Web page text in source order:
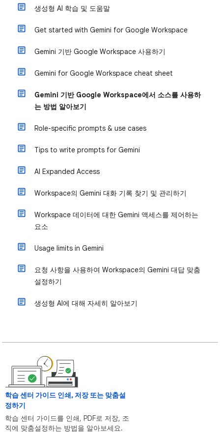
생성형 AI 학습 및 도움말
Get started with Gemini for Google Workspace
Gemini 기반 Google Workspace 사용하기
Gemini for Google Workspace cheat sheet
Gemini 기반 Google Workspace에서 소스를 사용하
는 방법 알아보기
Role-specific prompts & use cases
Tips to write prompts for Gemini
AI Expanded Access
Workspace의 Gemini 대화 기록 찾기 및 관리하기
Workspace 데이터에 대한 Gemini 액세스를 제어하는
요소
Usage limits in Gemini
요청 사항을 사용하여 Workspace의 Gemini 대답 맞춤
설정하기
생성형 AI에 대해 자세히 알아보기
학습 센터 가이드 인쇄, 저장 또는 맞춤설
정하기
학습 센터 가이드를 인쇄, PDF로 저장, 조
직에 맞춤설정하는 방법을 알아보세요.